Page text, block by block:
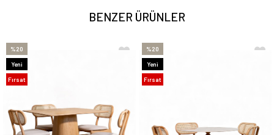
BENZER ÜRÜNLER